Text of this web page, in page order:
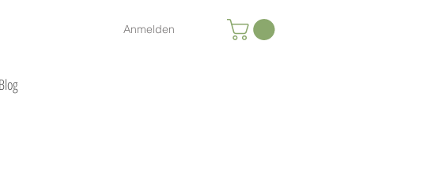
Anmelden
Blog